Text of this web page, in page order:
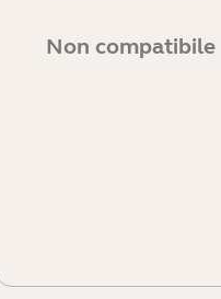
Non compatibile